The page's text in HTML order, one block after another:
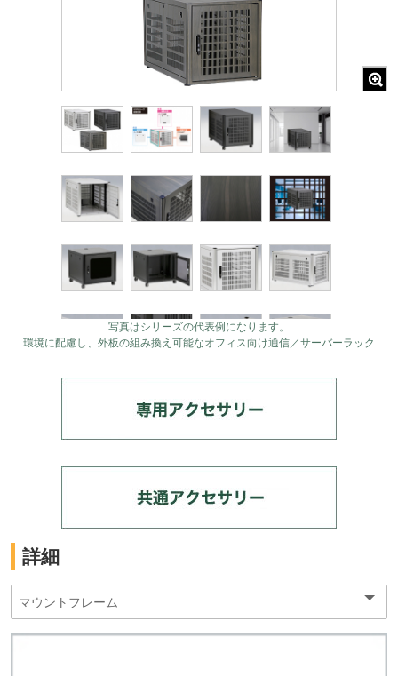
写真はシリーズの代表例になります。
環境に配慮し、外板の組み換え可能なオフィス向け通信／サーバーラック
詳細